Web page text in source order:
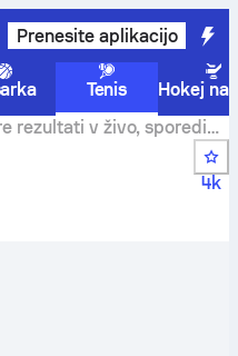
Prenesite aplikacijo
Tenis
Hokej na
rezultati v živo, sporedi
4k